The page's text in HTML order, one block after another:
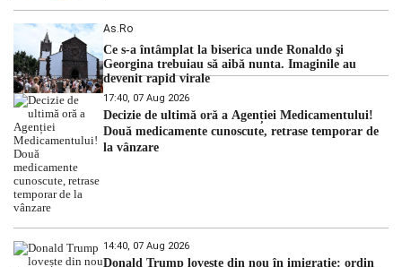
As.ro
Ce s-a întâmplat la biserica unde Ronaldo şi
Georgina trebuiau să aibă nunta. Imaginile au
devenit rapid virale
17:40, 07 Aug 2026
Decizie de ultimă oră a Agenției Medicamentului!
Două medicamente cunoscute, retrase temporar de
la vânzare
14:40, 07 Aug 2026
Donald Trump lovește din nou în imigrație: ordin